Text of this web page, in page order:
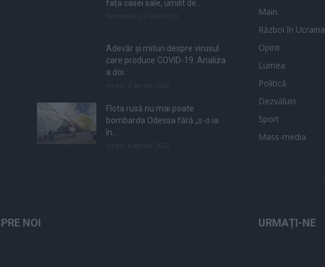
fața casei sale, umilit de...
Adevăr și mituri despre virusul
care produce COVID-19. Analiza
a doi...
Flota rusă nu mai poate
bombarda Odessa fără „s-o ia
în...
Main
Război în Ucraina
Opinii
Lumea
Politică
Dezvăluiri
Sport
Mass-media
NOI URMAȚI-NE